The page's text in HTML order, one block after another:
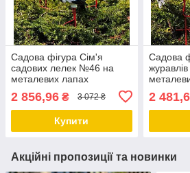
Садова фігура Сім'я
садових лелек №46 на
металевих лапах
2 856,96 ₴ 3 072 ₴
Купити
Садова
садові,
садові
фігури з
2
Акційні пропозиції та новинки